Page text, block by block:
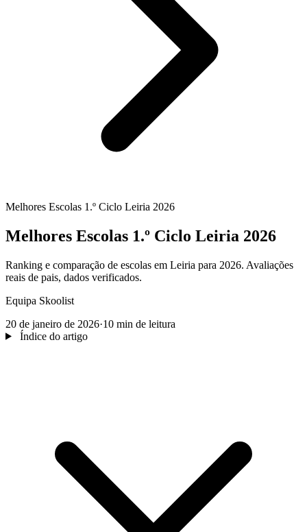
Melhores Escolas 1.º Ciclo Leiria 2026
Melhores Escolas 1.º Ciclo Leiria 2026
Ranking e comparação de escolas em Leiria para 2026. Avaliações
reais de pais, dados verificados.
Equipa Skoolist
20 de janeiro de 2026·10 min de leitura
Índice do artigo